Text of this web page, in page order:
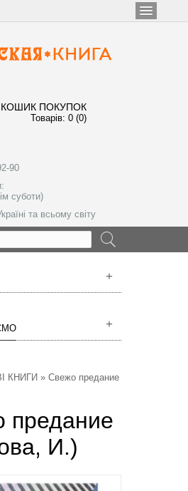
КОШИК ПОКУПОК
Товарів: 0 (0)
90
суботи)
та всьому світу
КНИГИ » Свежо предание
предание
И.)